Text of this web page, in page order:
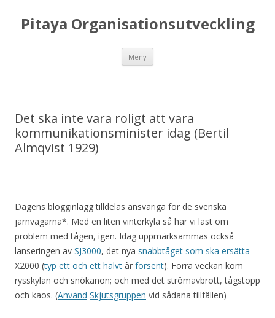
Pitaya Organisationsutveckling
Meny
Det ska inte vara roligt att vara
kommunikationsminister idag (Bertil
Almqvist 1929)
Dagens blogginlägg tilldelas ansvariga för de svenska
järnvägarna*. Med en liten vinterkyla så har vi läst om
problem med tågen, igen. Idag uppmärksammas också
lanseringen av SJ3000, det nya snabbtåget som ska ersätta
X2000 (typ ett och ett halvt år försent). Förra veckan kom
rysskylan och snökanon; och med det strömavbrott, tågstopp
och kaos. (Använd Skjutsgruppen vid sådana tillfällen)